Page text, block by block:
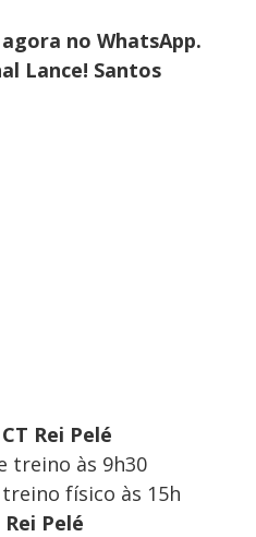
no WhatsApp.
Lance! Santos
Rei Pelé
treino às 9h30
físico às 15h
Pelé